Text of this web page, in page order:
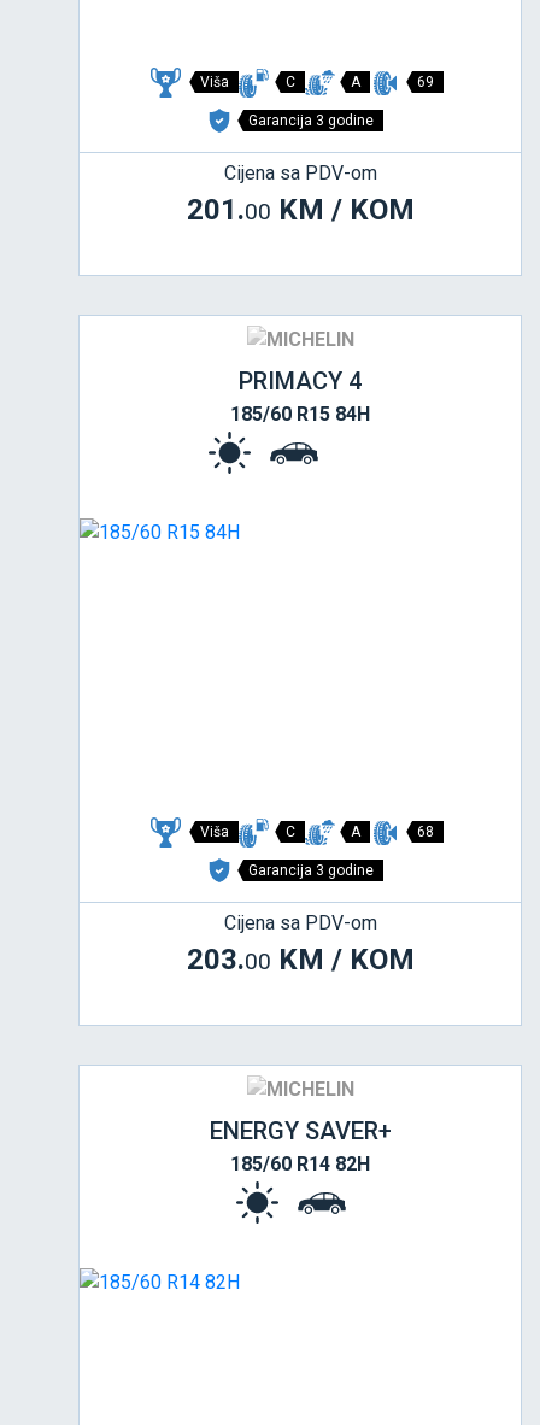
Viša C A 69
Garancija 3 godine
Cijena sa PDV-om
201.00 KM / KOM
PRIMACY 4
185/60 R15 84H
Viša C A 68
Garancija 3 godine
Cijena sa PDV-om
203.00 KM / KOM
ENERGY SAVER+
185/60 R14 82H